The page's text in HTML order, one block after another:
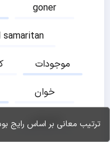
goner
samaritan
موجودات
خوان
اندوختن
ترتیب معانی بر اساس رایج